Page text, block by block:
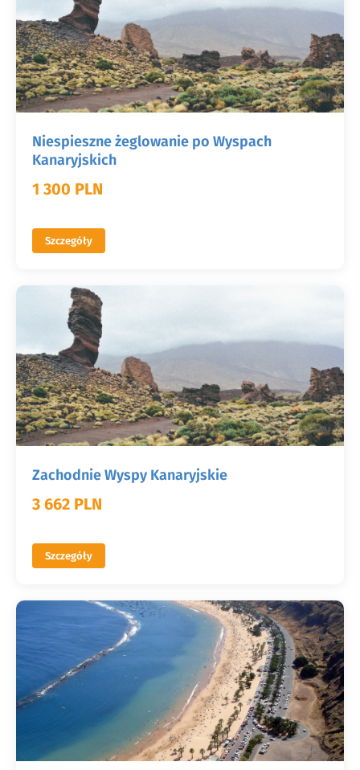
Niespieszne żeglowanie po Wyspach
Kanaryjskich
1 300 PLN
Szczegóły
Zachodnie Wyspy Kanaryjskie
3 662 PLN
Szczegóły